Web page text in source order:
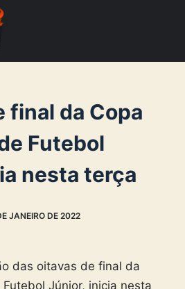
final da Copa
Futebol
nesta terça
JANEIRO DE 2022
das oitavas de final da
Júnior, inicia nesta